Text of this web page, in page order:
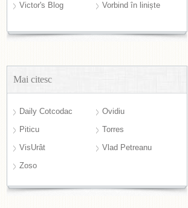
Victor's Blog
Vorbind în liniște
Mai citesc
Daily Cotcodac
Ovidiu
Piticu
Torres
VisUrât
Vlad Petreanu
Zoso